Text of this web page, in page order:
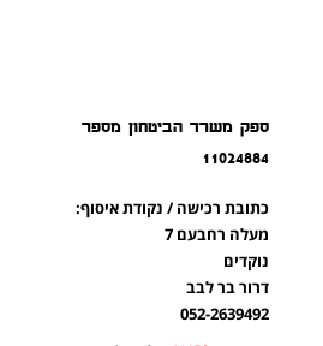
ספק משרד הביטחון מספר
11024884
כתובת רכישה / נקודת איסוף:
מעלה רחבעם 7
נוקדים
דרור בר לבב
052-2639492